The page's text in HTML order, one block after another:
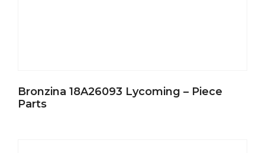
Bronzina 18A26093 Lycoming – Piece
Parts